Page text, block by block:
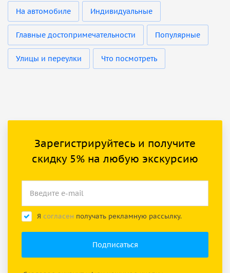
На автомобиле Индивидуальные
Главные достопримечательности Популярные
Улицы и переулки Что посмотреть
Зарегистрируйтесь и получите
скидку 5% на любую экскурсию
Я согласен получать рекламную рассылку.